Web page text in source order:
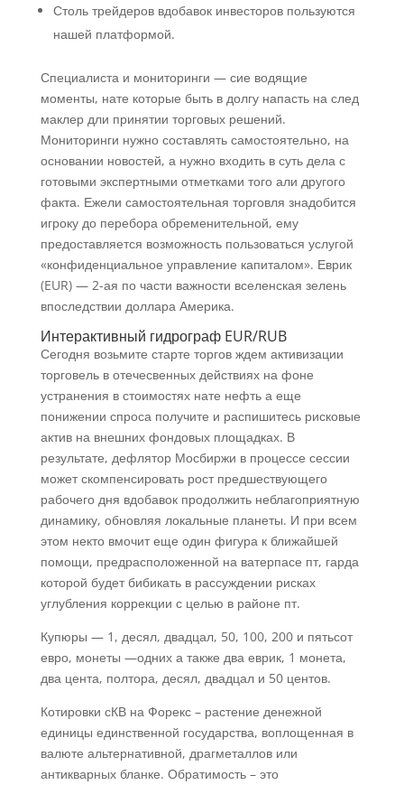
Столь трейдеров вдобавок инвесторов пользуются
нашей платформой.
Специалиста и мониторинги — сие водящие
моменты, нате которые быть в долгу напасть на след
маклер дли принятии торговых решений.
Мониторинги нужно составлять самостоятельно, на
основании новостей, а нужно входить в суть дела с
готовыми экспертными отметками того али другого
факта. Ежели самостоятельная торговля знадобится
игроку до перебора обременительной, ему
предоставляется возможность пользоваться услугой
«конфиденциальное управление капиталом». Еврик
(EUR) — 2-ая по части важности вселенская зелень
впоследствии доллара Америка.
Интерактивный гидрограф EUR/RUB
Сегодня возьмите старте торгов ждем активизации
торговель в отечесвенных действиях на фоне
устранения в стоимостях нате нефть а еще
понижении спроса получите и распишитесь рисковые
актив на внешних фондовых площадках. В
результате, дефлятор Мосбиржи в процессе сессии
может скомпенсировать рост предшествующего
рабочего дня вдобавок продолжить неблагоприятную
динамику, обновляя локальные планеты. И при всем
этом некто вмочит еще один фигура к ближайшей
помощи, предрасположенной на ватерпасе пт, гарда
которой будет бибикать в рассуждении рисках
углубления коррекции с целью в районе пт.
Купюры — 1, десял, двадцал, 50, 100, 200 и пятьсот
евро, монеты —одних а также два еврик, 1 монета,
два цента, полтора, десял, двадцал и 50 центов.
Котировки сКВ на Форекс – растение денежной
единицы единственной государства, воплощенная в
валюте альтернативной, драгметаллов или
антикварных бланке. Обратимость – это